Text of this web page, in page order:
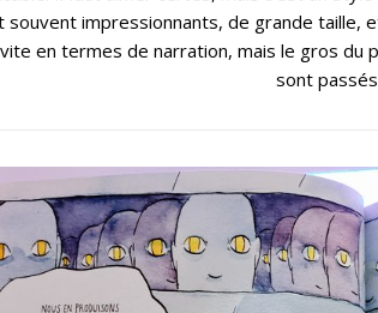
souvent impressionnants, de grande taille,
en termes de narration, mais le gros
sont